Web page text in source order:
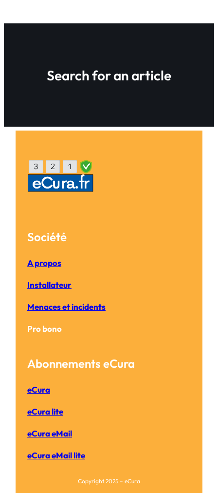
Search for an article
Société
A propos
Installateur
Menaces et incidents
Pro bono
Abonnements eCura
eCura
eCura lite
eCura eMail
eCura eMail lite
Copyright 2025 – eCura